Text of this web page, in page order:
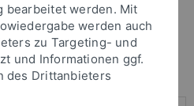
und Ihr Passwort an um sich
bearbeitet werden. Mit
werden auch
zu Targeting- und
und Informationen ggf.
des Drittanbieters